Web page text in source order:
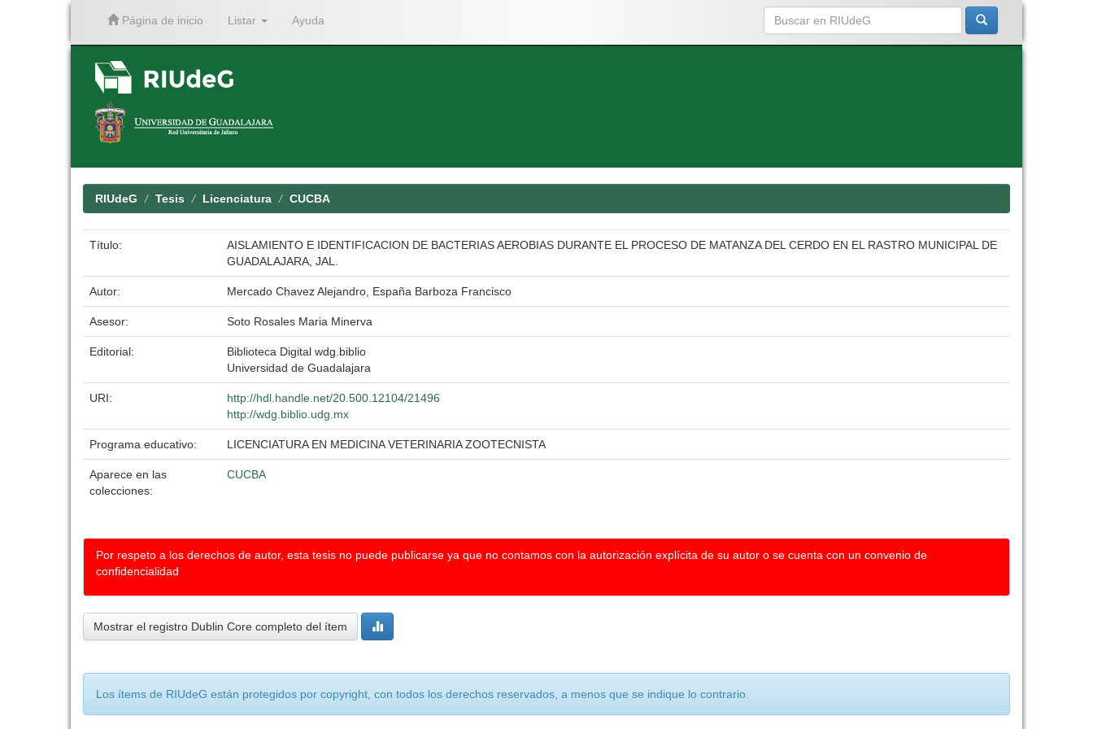
Página de inicio Listar Ayuda
RIUdeG Tesis Licenciatura CUCBA
Título:
AISLAMIENTO E IDENTIFICACION DE BACTERIAS AEROBIAS DURANTE EL PROCESO DE MATANZA DEL CERDO EN EL RASTRO MUNICIPAL DE
GUADALAJARA, JAL.
Autor: Mercado Chavez Alejandro, España Barboza Francisco
Asesor: Soto Rosales Maria Minerva
Editorial:
Biblioteca Digital wdg.biblio
Universidad de Guadalajara
URI:
http://hdl.handle.net/20.500.12104/21496
http://wdg.biblio.udg.mx
Programa educativo: LICENCIATURA EN MEDICINA VETERINARIA ZOOTECNISTA
Aparece en las
colecciones:
CUCBA
Por respeto a los derechos de autor, esta tesis no puede publicarse ya que no contamos con la autorización explícita de su autor o se cuenta con un convenio de
confidencialidad
Mostrar el registro Dublin Core completo del ítem
Los ítems de RIUdeG están protegidos por copyright, con todos los derechos reservados, a menos que se indique lo contrario.